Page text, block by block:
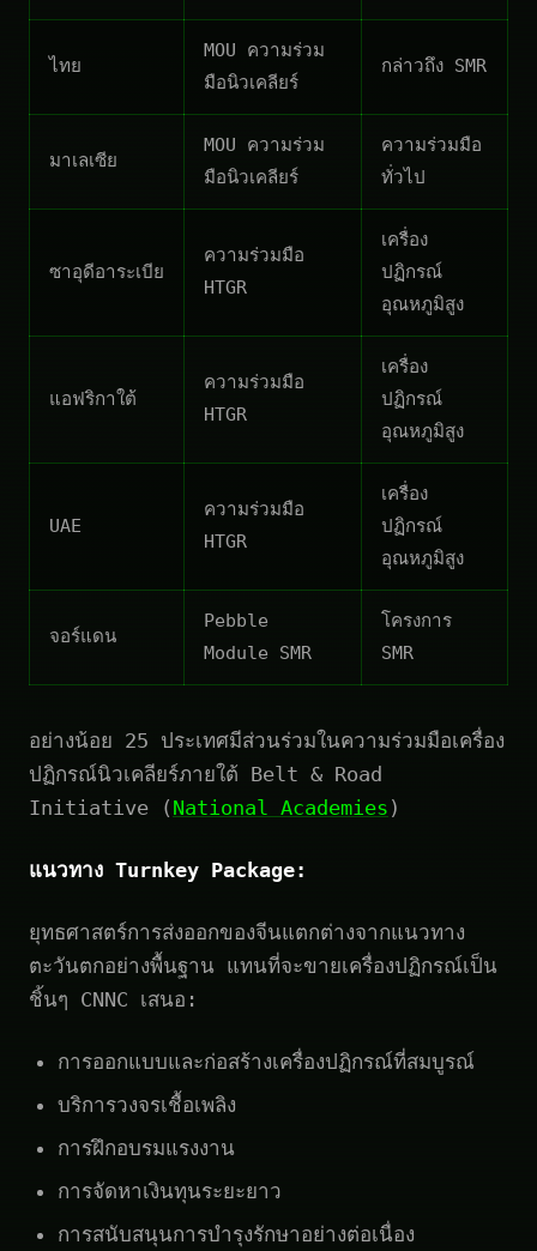
ไทย
MOU ความร่วม
มือนิวเคลียร์
กล่าวถึง SMR
มาเลเซีย
MOU ความร่วม
มือนิวเคลียร์
ความร่วมมือ
ทั่วไป
ซาอุดีอาระเบีย
ความร่วมมือ
HTGR
เครื่อง
ปฏิกรณ์
อุณหภูมิสูง
แอฟริกาใต้
ความร่วมมือ
HTGR
เครื่อง
ปฏิกรณ์
อุณหภูมิสูง
UAE
ความร่วมมือ
HTGR
เครื่อง
ปฏิกรณ์
อุณหภูมิสูง
จอร์แดน
Pebble
Module SMR
โครงการ
SMR
อย่างน้อย 25 ประเทศมีส่วนร่วมในความร่วมมือเครื่อง
ปฏิกรณ์นิวเคลียร์ภายใต้ Belt & Road
Initiative ( National Academies )
แนวทาง Turnkey Package:
ยุทธศาสตร์การส่งออกของจีนแตกต่างจากแนวทาง
ตะวันตกอย่างพื้นฐาน แทนที่จะขายเครื่องปฏิกรณ์เป็น
ชิ้นๆ CNNC เสนอ:
การออกแบบและก่อสร้างเครื่องปฏิกรณ์ที่สมบูรณ์
บริการวงจรเชื้อเพลิง
การฝึกอบรมแรงงาน
การจัดหาเงินทุนระยะยาว
การสนับสนุนการบำรุงรักษาอย่างต่อเนื่อง